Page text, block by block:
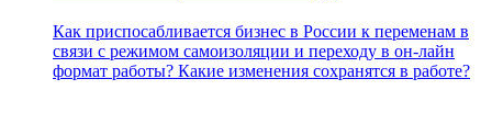
Как приспосабливается бизнес в России к переменам в
связи с режимом самоизоляции и переходу в он-лайн
формат работы? Какие изменения сохранятся в работе?